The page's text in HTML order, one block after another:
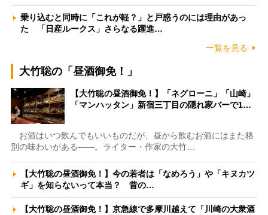
乗り込むと同時に「これが軽？」と戸惑うのには理由があっ
た 「日産ルークス」さらなる躍進…
一覧を見る
大竹聡の「昼酒御免！」
【大竹聡の昼酒御免！】「ネグローニ」「山崎」
「マンハッタン」新宿三丁目の隠れ家バーで1…
お酒はいつ飲んでもいいものだが、昼から飲むお酒にはまた格
別の味わいがある――。ライター・作家の大竹…
【大竹聡の昼酒御免！】今の若者は「なめろう」や「キヌカツ
ギ」を知らないって本当？ 昔の…
【大竹聡の昼酒御免！】京急線で多摩川越えて「川崎の大衆酒